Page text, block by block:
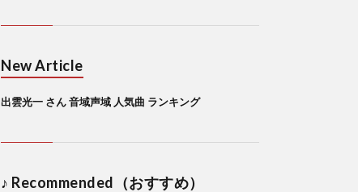
New Article
出雲光一 さん 音域声域 人気曲 ランキング
♪ Recommended（おすすめ）